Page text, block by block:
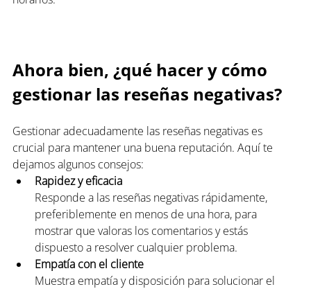
Ahora bien, ¿qué hacer y cómo
gestionar las reseñas negativas?
Gestionar adecuadamente las reseñas negativas es
crucial para mantener una buena reputación. Aquí te
dejamos algunos consejos:
Rapidez y eficacia
Responde a las reseñas negativas rápidamente,
preferiblemente en menos de una hora, para
mostrar que valoras los comentarios y estás
dispuesto a resolver cualquier problema.
Empatía con el cliente
Muestra empatía y disposición para solucionar el